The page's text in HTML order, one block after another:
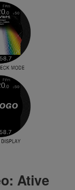
Ative